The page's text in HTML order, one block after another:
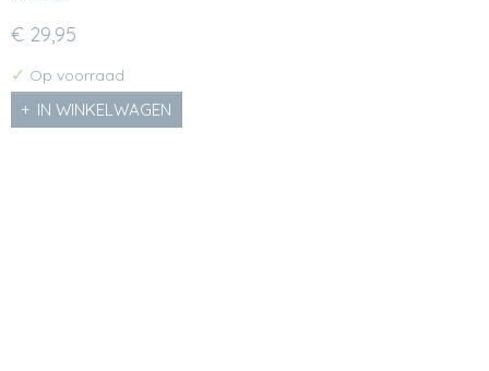
€ 29,95
✓ Op voorraad
IN WINKELWAGEN